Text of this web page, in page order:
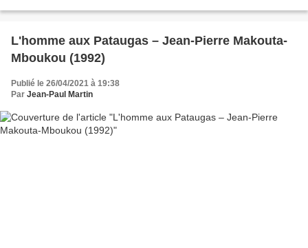
L'homme aux Pataugas – Jean-Pierre Makouta-
Mboukou (1992)
Publié le 26/04/2021 à 19:38
Par Jean-Paul Martin